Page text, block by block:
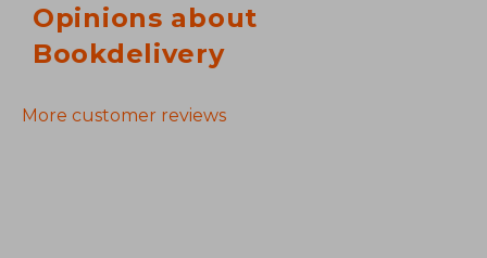
Opinions about
Bookdelivery
More customer reviews